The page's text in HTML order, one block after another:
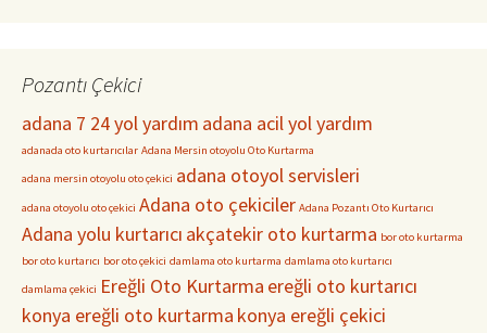
Pozantı Çekici
adana 7 24 yol yardım adana acil yol yardım
adanada oto kurtarıcılar Adana Mersin otoyolu Oto Kurtarma
adana mersin otoyolu oto çekici adana otoyol servisleri
adana otoyolu oto çekici Adana oto çekiciler Adana Pozantı Oto Kurtarıcı
Adana yolu kurtarıcı akçatekir oto kurtarma bor oto kurtarma
bor oto kurtarıcı bor oto çekici damlama oto kurtarma damlama oto kurtarıcı
damlama çekici Ereğli Oto Kurtarma ereğli oto kurtarıcı
konya ereğli oto kurtarma konya ereğli çekici